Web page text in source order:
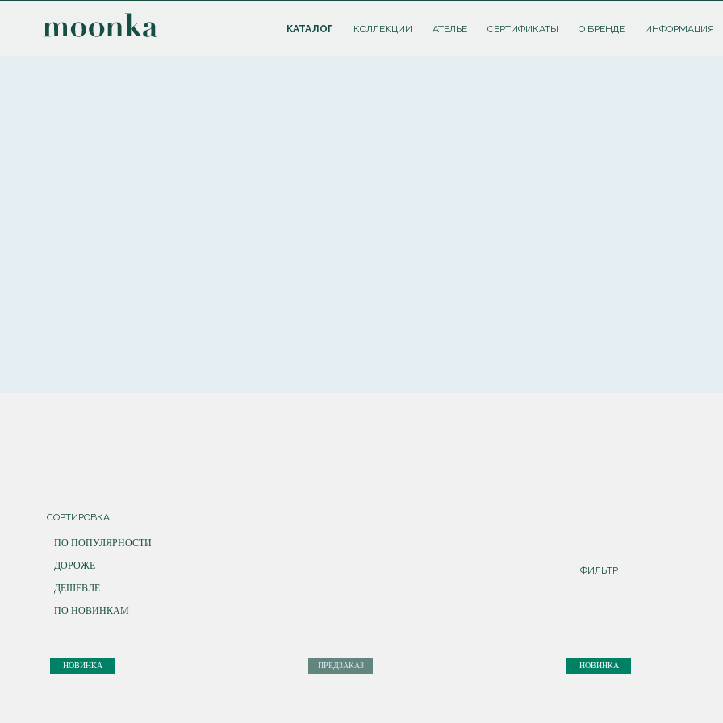
КАТАЛОГ КОЛЛЕКЦИИ АТЕЛЬЕ СЕРТИФИКАТЫ О БРЕНДЕ ИНФОРМАЦИЯ
СОРТИРОВКА
ПО ПОПУЛЯРНОСТИ
ДОРОЖЕ
ДЕШЕВЛЕ
ПО НОВИНКАМ
ФИЛЬТР
НОВИНКА ПРЕДЗАКАЗ НОВИНКА